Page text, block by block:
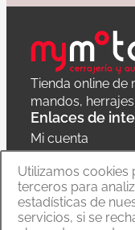
Tienda online de
mandos,
Enlaces de
Mi cuenta
Política de
Carrito
Utilizamos cookies
terceros para
estadísticas de
servicios, si se